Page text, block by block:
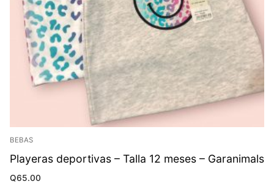
BEBAS
Playeras deportivas – Talla 12 meses – Garanimals
Q65.00